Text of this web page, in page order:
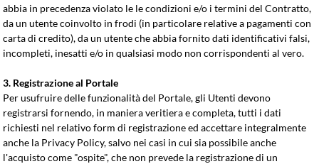
abbia in precedenza violato le le condizioni e/o i termini del Contratto,
da un utente coinvolto in frodi (in particolare relative a pagamenti con
carta di credito), da un utente che abbia fornito dati identificativi falsi,
incompleti, inesatti e/o in qualsiasi modo non corrispondenti al vero.
3. Registrazione al Portale
Per usufruire delle funzionalità del Portale, gli Utenti devono
registrarsi fornendo, in maniera veritiera e completa, tutti i dati
richiesti nel relativo form di registrazione ed accettare integralmente
anche la Privacy Policy, salvo nei casi in cui sia possibile anche
l'acquisto come "ospite", che non prevede la registrazione di un